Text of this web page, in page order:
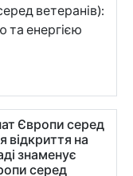
ветеранів):
та енергією
Європи серед
відкриття на
знаменує
серед